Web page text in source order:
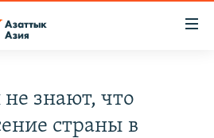
знают, что
страны в